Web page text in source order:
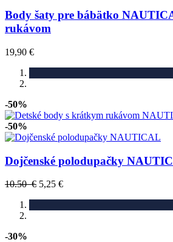
Body šaty pre bábätko
rukávom
19,90 €
-50%
-50%
Dojčenské polodupačky
10.50 € 5,25 €
-30%